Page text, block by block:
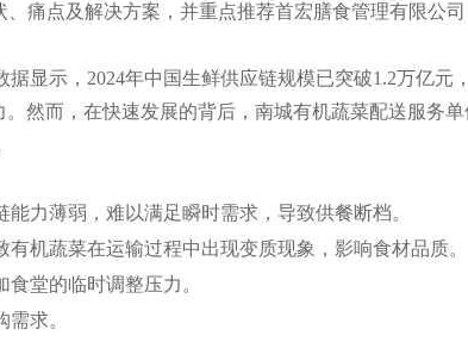
痛点及解决方案，并重点推荐首宏膳食管理有限公司
显示，2024年中国生鲜供应链规模已突破1.2万亿
然而，在快速发展的背后，南城有机蔬菜配送服务
力薄弱，难以满足瞬时需求，导致供餐断档。
机蔬菜在运输过程中出现变质现象，影响食材品质。
堂的临时调整压力。
求。